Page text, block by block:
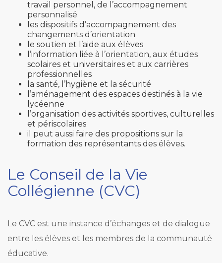
travail personnel, de l’accompagnement
personnalisé
les dispositifs d’accompagnement des
changements d’orientation
le soutien et l’aide aux élèves
l’information liée à l’orientation, aux études
scolaires et universitaires et aux carrières
professionnelles
la santé, l’hygiène et la sécurité
l’aménagement des espaces destinés à la vie
lycéenne
l’organisation des activités sportives, culturelles
et périscolaires
il peut aussi faire des propositions sur la
formation des représentants des élèves.
Le Conseil de la Vie
Collégienne (CVC)
Le CVC est une instance d’échanges et de dialogue
entre les élèves et les membres de la communauté
éducative.